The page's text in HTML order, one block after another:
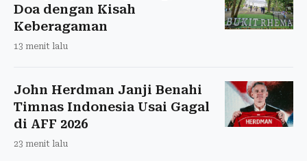
Doa dengan Kisah
Keberagaman
13 menit lalu
John Herdman Janji Benahi
Timnas Indonesia Usai Gagal
di AFF 2026
23 menit lalu